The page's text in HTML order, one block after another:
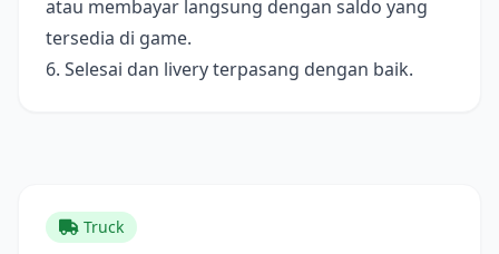
atau membayar langsung dengan saldo yang
tersedia di game.
6. Selesai dan livery terpasang dengan baik.
Truck